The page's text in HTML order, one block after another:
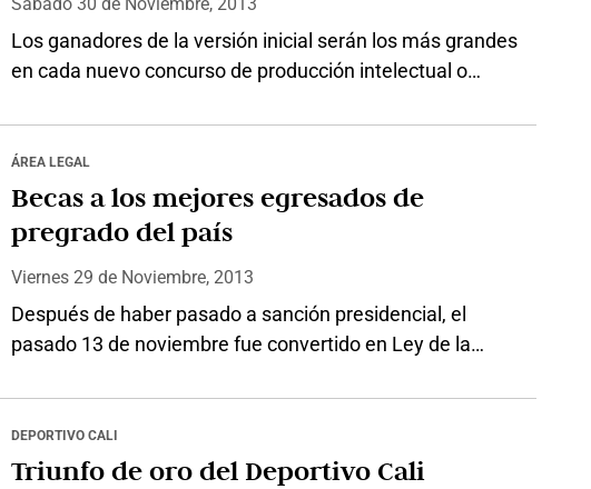
Los ganadores de la versión inicial serán los más grandes
en cada nuevo concurso de producción intelectual o
valerosa; por su parte los jurados, debido a la expectativa
de la opinión pública y el encargo del delicado
compromiso seleccionador, también buscan que la
primera sea la más…
ÁREA LEGAL
Becas a los mejores egresados de
pregrado del país
Viernes 29de Noviembre, 2013
Después de haber pasado a sanción presidencial, el
pasado 13 de noviembre fue convertido en Ley de la
garantiza la educación de posgrados al 0.1 % de los
mejores profesionales graduados en las Instituciones de
Educación Superior públicas o privadas del país\”. Esta
DEPORTIVO CALI
Triunfo de oro del Deportivo Cali